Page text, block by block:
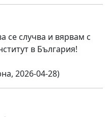
се случва и вярвам с
в България!
2026-04-28)